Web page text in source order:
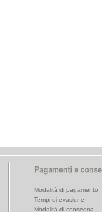
Modalità di pagamento
Tempi di evasione
Modalità di consegna